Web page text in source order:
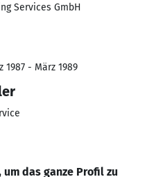
Services GmbH
1987 - März 1989
um das ganze Profil zu